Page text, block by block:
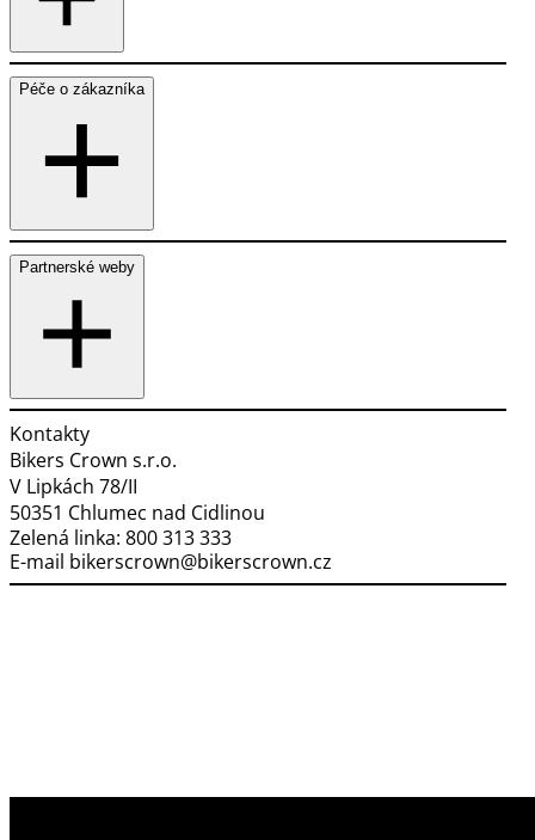
Péče o zákazníka
Partnerské weby
Kontakty
Bikers Crown s.r.o.
V Lipkách 78/II
50351 Chlumec nad Cidlinou
Zelená linka: 800 313 333
E-mail bikerscrown@bikerscrown.cz